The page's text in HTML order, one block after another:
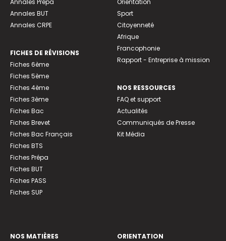
Annales BUT
Annales CRPE
FICHES DE RÉVISIONS
Fiches 6ème
Fiches 5ème
Fiches 4ème
Fiches 3ème
Fiches Bac
Fiches Brevet
Fiches Bac Français
Fiches BTS
Fiches Prépa
Fiches BUT
Fiches PASS
Fiches SUP
Sport
Citoyenneté
Afrique
Francophonie
Rapport - Entreprise à mission
NOS RESSOURCES
FAQ et support
Actualités
Communiqués de Presse
Kit Média
NOS MATIÈRES
ORIENTATION